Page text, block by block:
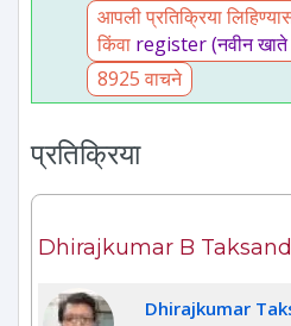
आपली प्रतिक्रिया
किंवा register (नवीन खाते
8925 वाचने
प्रतिक्रिया
Dhirajkumar B
Dhirajkumar